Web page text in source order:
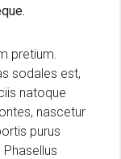
pretium.
sodales est,
natoque
nascetur
purus